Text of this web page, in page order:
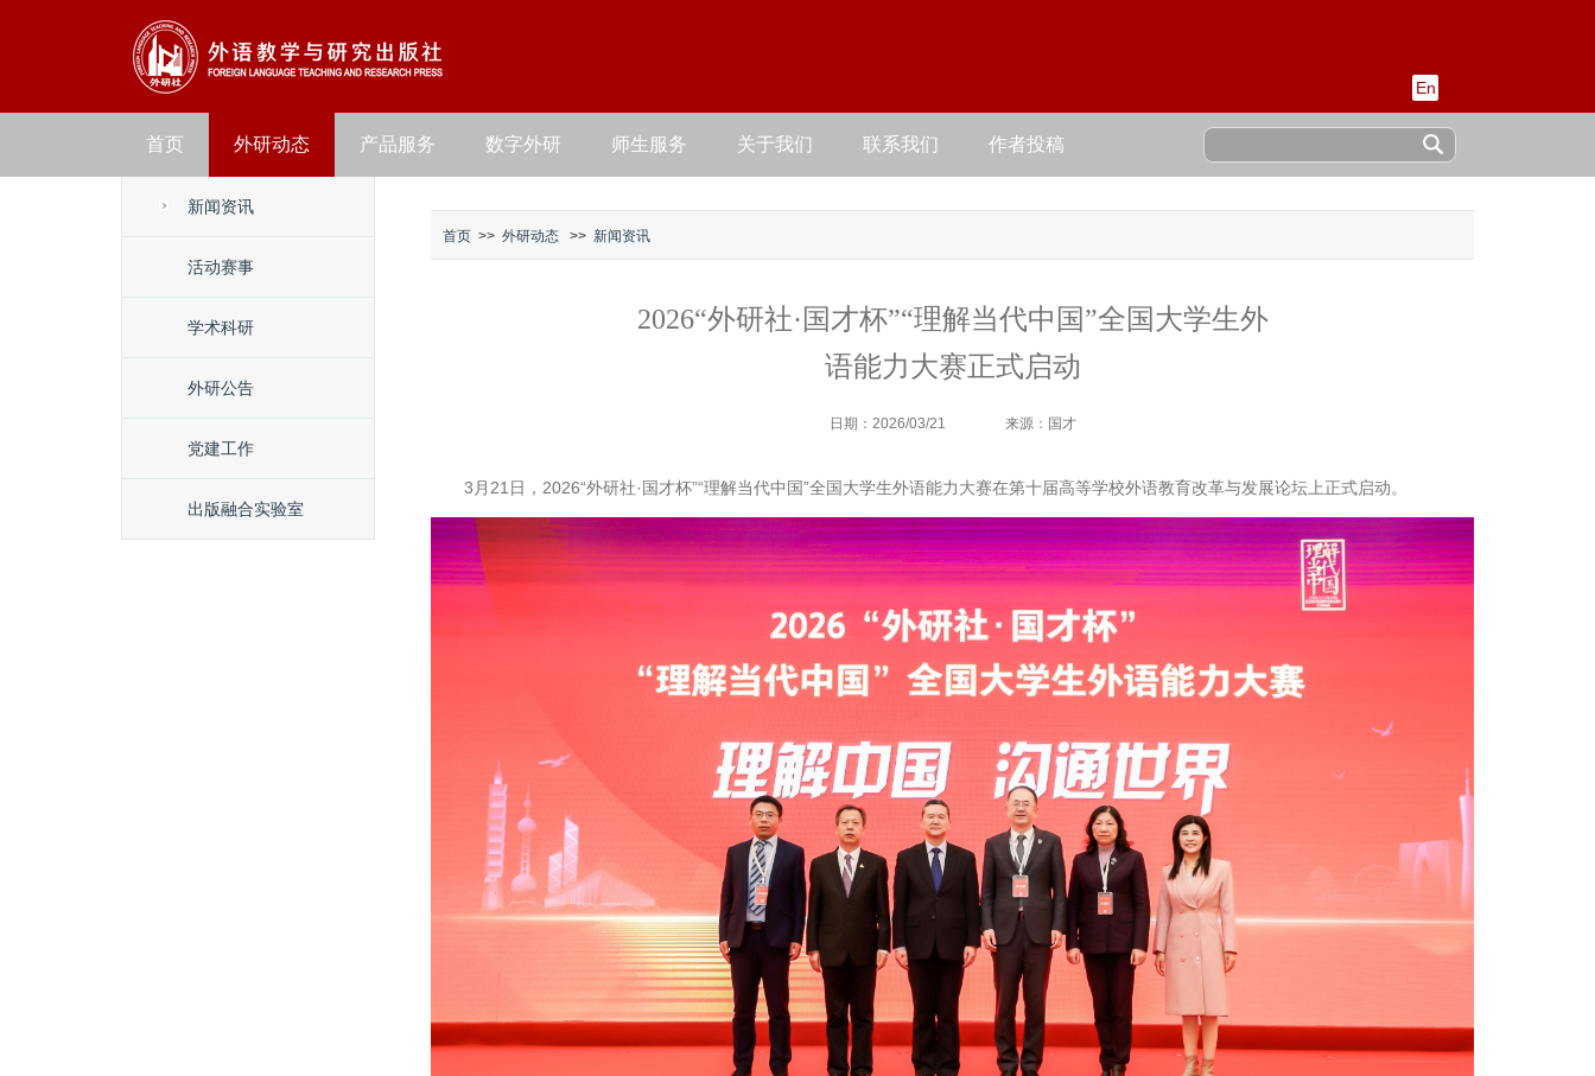
En
首页 外研动态 产品服务 数字外研 师生服务 关于我们 联系我们 作者投稿
新闻资讯
活动赛事
学术科研
外研公告
党建工作
出版融合实验室
首页 >> 外研动态 >> 新闻资讯
2026“外研社·国才杯”“理解当代中国”全国大学生外
语能力大赛正式启动
日期：2026/03/21 来源：国才
3月21日，2026“外研社·国才杯”“理解当代中国”全国大学生外语能力大赛在第十届高等学校外语教育改革与发展论坛上正式启动。